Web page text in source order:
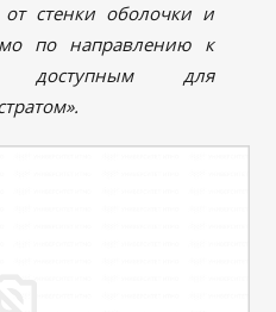
стенки оболочки и
по направлению к
доступным для